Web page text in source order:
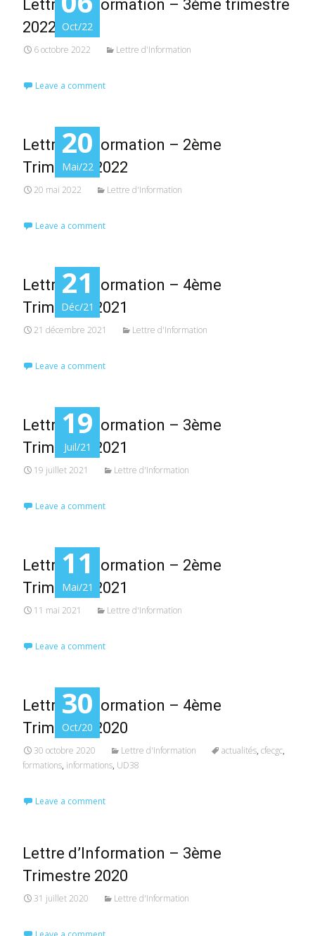
Oct/22
Lettre d’Information – 3ème trimestre
2022
6 octobre 2022 Lettre d'Information
Leave a comment
20
Mai/22
Lettre d’Information – 2ème
Trimestre 2022
20 mai 2022 Lettre d'Information
Leave a comment
21
Déc/21
Lettre d’Information – 4ème
Trimestre 2021
21 décembre 2021 Lettre d'Information
Leave a comment
19
Juil/21
Lettre d’Information – 3ème
Trimestre 2021
19 juillet 2021 Lettre d'Information
Leave a comment
11
Mai/21
Lettre d’Information – 2ème
Trimestre 2021
11 mai 2021 Lettre d'Information
Leave a comment
30
Oct/20
Lettre d’Information – 4ème
Trimestre 2020
30 octobre 2020 Lettre d'Information actualités, cfecgc,
formations, informations, UD38
Leave a comment
Lettre d’Information – 3ème
Trimestre 2020
31 juillet 2020 Lettre d'Information